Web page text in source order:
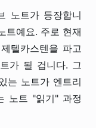
노트가 등장합니
트예요. 주로 현재
텔카스텐을 파고
가 될 겁니다. 그
는 노트가 엔트리
노트 "읽기" 과정